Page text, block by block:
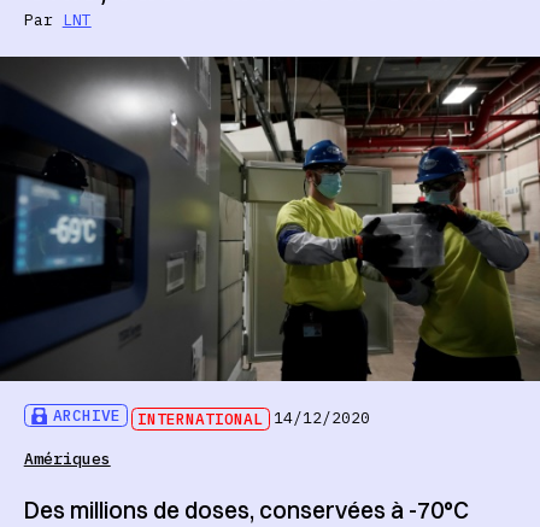
ARCHIVE INTERNATIONAL 14/12/2020
Amériques
Par LNT
Des millions de doses, conservées à -70°C